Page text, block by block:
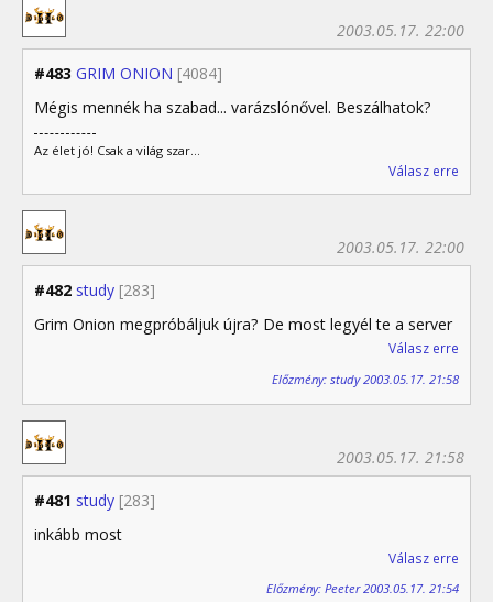
#483 GRIM ONION [4084]
2003.05.17. 22:00
Mégis mennék ha szabad... varázslónővel. Beszálhatok?
Az élet jó! Csak a világ szar...
Válasz erre
#482 study [283]
2003.05.17. 22:00
Grim Onion megpróbáljuk újra? De most legyél te a server
Válasz erre
Előzmény: study 2003.05.17. 21:58
#481 study [283]
2003.05.17. 21:58
inkább most
Válasz erre
Előzmény: Peeter 2003.05.17. 21:54